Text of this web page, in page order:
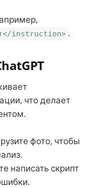
instruction> .
что делает
фото, чтобы
написать скрипт